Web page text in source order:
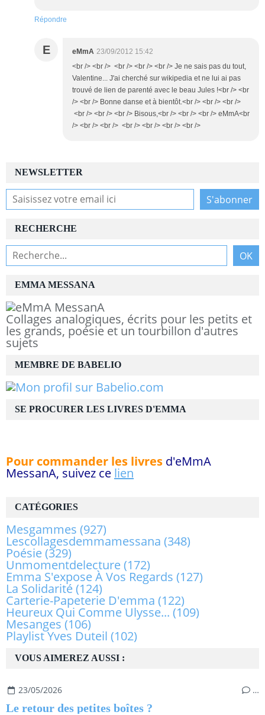
Répondre
E eMmA 23/09/2012 15:42
<br /> <br /> <br /> <br /> <br /> Je ne sais pas du tout,
Valentine... J'ai cherché sur wikipedia et ne lui ai pas
trouvé de lien de parenté avec le beau Jules !<br /> <br
/> <br /> Bonne danse et à bientôt.<br /> <br /> <br />
<br /> <br /> <br /> Bisous,<br /> <br /> <br /> eMmA<br
/> <br /> <br /> <br /> <br /> <br /> <br />
NEWSLETTER
RECHERCHE
EMMA MESSANA
Collages analogiques, écrits pour les petits et
les grands, poésie et un tourbillon d'autres
sujets
VOUS AIMEREZ AUSSI :
23/05/2026 …
Le retour des petites boîtes ?
CATÉGORIES
Mesgammes (927)
Lescollagesdemmamessana (348)
Poésie(329)
Unmomentdelecture(172)
Emma S'expose À Vos Regards (127)
La Solidarité(124)
Carterie-Papeterie D'emma (122)
Heureux Qui Comme Ulysse... (109)
Mesanges(106)
Playlist Yves Duteil (102)
MEMBRE DE BABELIO
SE PROCURER LES LIVRES D'EMMA
Pour commander les livres d'eMmA
MessanA, suivez ce lien